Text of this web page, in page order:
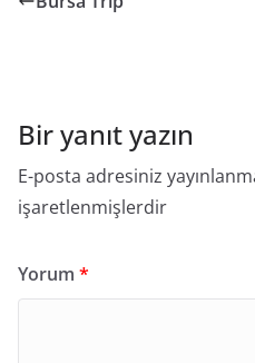
Bir yanıt yazın
E-posta adresiniz
işaretlenmişlerdir
Yorum *